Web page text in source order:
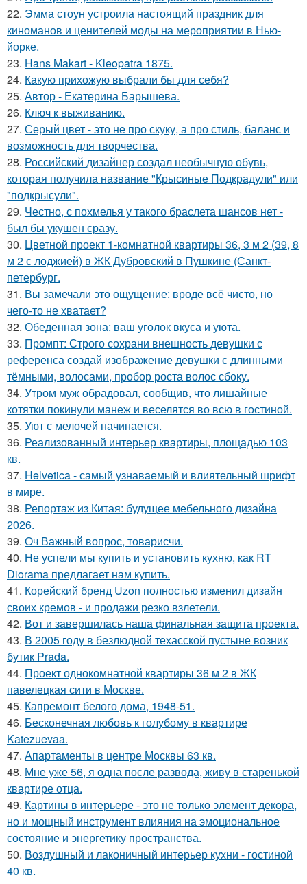
22. Эмма стоун устроила настоящий праздник для
киноманов и ценителей моды на мероприятии в Нью-
йорке.
23. Hans Makart - Kleopatra 1875.
24. Какую прихожую выбрали бы для себя?
25. Автор - Екатерина Барышева.
26. Ключ к выживанию.
27. Серый цвет - это не про скуку, а про стиль, баланс и
возможность для творчества.
28. Российский дизайнер создал необычную обувь,
которая получила название "Крысиные Подкрадули" или
"подкрысули".
29. Честно, с похмелья у такого браслета шансов нет -
был бы укушен сразу.
30. Цветной проект 1-комнатной квартиры 36, 3 м 2 (39, 8
м 2 с лоджией) в ЖК Дубровский в Пушкине (Санкт-
петербург.
31. Вы замечали это ощущение: вроде всё чисто, но
чего-то не хватает?
32. Обеденная зона: ваш уголок вкуса и уюта.
33. Промпт: Строго сохрани внешность девушки с
референса создай изображение девушки с длинными
тёмными, волосами, пробор роста волос сбоку.
34. Утром муж обрадовал, сообщив, что лишайные
котятки покинули манеж и веселятся во всю в гостиной.
35. Уют с мелочей начинается.
36. Реализованный интерьер квартиры, площадью 103
кв.
37. Helvetica - самый узнаваемый и влиятельный шрифт
в мире.
38. Репортаж из Китая: будущее мебельного дизайна
2026.
39. Оч Важный вопрос, товарисчи.
40. Не успели мы купить и установить кухню, как RT
Diorama предлагает нам купить.
41. Корейский бренд Uzon полностью изменил дизайн
своих кремов - и продажи резко взлетели.
42. Вот и завершилась наша финальная защита проекта.
43. В 2005 году в безлюдной техасской пустыне возник
бутик Prada.
44. Проект однокомнатной квартиры 36 м 2 в ЖК
павелецкая сити в Москве.
45. Капремонт белого дома, 1948-51.
46. Бесконечная любовь к голубому в квартире
Katezuevaa.
47. Апартаменты в центре Москвы 63 кв.
48. Мне уже 56, я одна после развода, живу в старенькой
квартире отца.
49. Картины в интерьере - это не только элемент декора,
но и мощный инструмент влияния на эмоциональное
состояние и энергетику пространства.
50. Воздушный и лаконичный интерьер кухни - гостиной
40 кв.